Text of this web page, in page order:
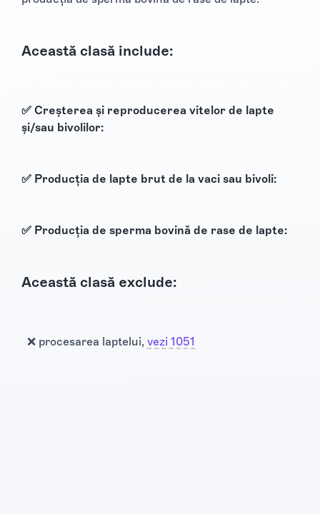
Această clasă include:
✅ Creșterea și reproducerea vitelor de lapte
și/sau bivolilor:
✅ Producția de lapte brut de la vaci sau bivoli:
✅ Producția de sperma bovină de rase de lapte:
Această clasă exclude:
❌ procesarea laptelui, vezi 1051